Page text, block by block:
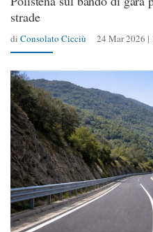
strade
di Consolato Cicciù 24 Mar 2026 |